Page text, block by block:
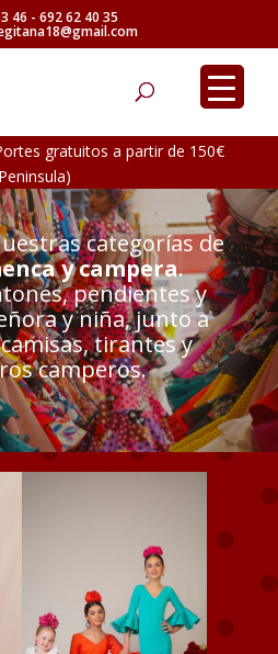
46 - 692 62 40 35
gratuitos a partir de 150€
categorías de
y campera.
pendientes y
y niña, junto a
tirantes y
camperos.